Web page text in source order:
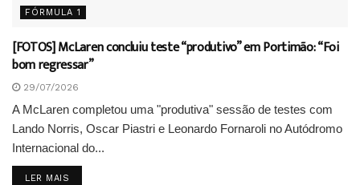
FÓRMULA 1
[FOTOS] McLaren concluiu teste “produtivo” em Portimão: “Foi
bom regressar”
29/07/2026
A McLaren completou uma "produtiva" sessão de testes com
Lando Norris, Oscar Piastri e Leonardo Fornaroli no Autódromo
Internacional do...
LER MAIS